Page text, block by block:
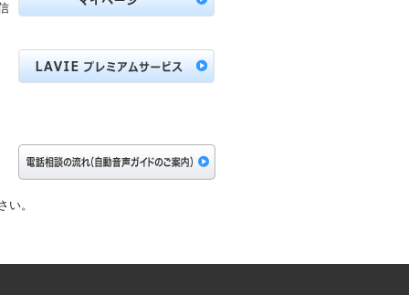
い。